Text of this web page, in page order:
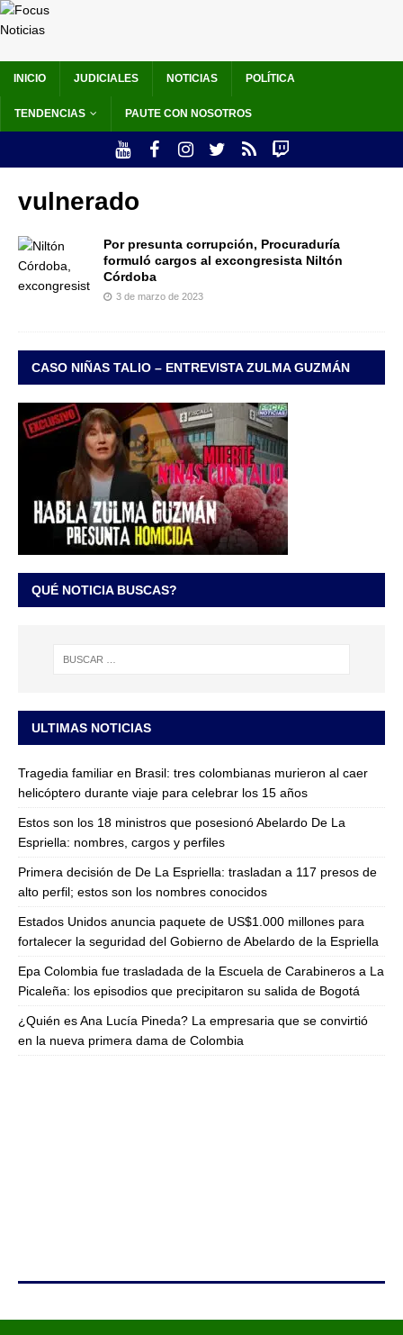
INICIO JUDICIALES NOTICIAS POLÍTICA
TENDENCIAS PAUTE CON NOSOTROS
vulnerado
Por presunta corrupción, Procuraduría
formuló cargos al excongresista Niltón
Córdoba
3 de marzo de 2023
CASO NIÑAS TALIO – ENTREVISTA ZULMA GUZMÁN
QUÉ NOTICIA BUSCAS?
ULTIMAS NOTICIAS
Tragedia familiar en Brasil: tres colombianas murieron al caer
helicóptero durante viaje para celebrar los 15 años
Estos son los 18 ministros que posesionó Abelardo De La
Espriella: nombres, cargos y perfiles
Primera decisión de De La Espriella: trasladan a 117 presos de
alto perfil; estos son los nombres conocidos
Estados Unidos anuncia paquete de US$1.000 millones para
fortalecer la seguridad del Gobierno de Abelardo de la Espriella
Epa Colombia fue trasladada de la Escuela de Carabineros a La
Picaleña: los episodios que precipitaron su salida de Bogotá
¿Quién es Ana Lucía Pineda? La empresaria que se convirtió
en la nueva primera dama de Colombia